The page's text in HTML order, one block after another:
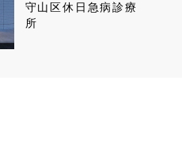
守山区休日急病診療
所